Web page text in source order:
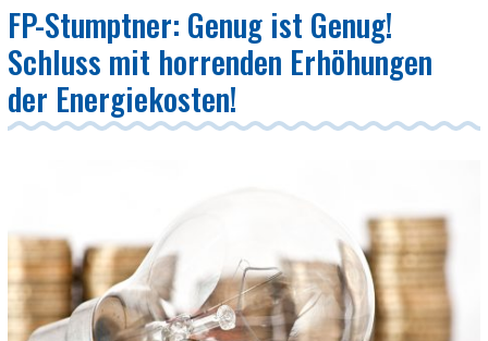
FP-Stumptner: Genug ist Genug!
Schluss mit horrenden Erhöhungen
der Energiekosten!